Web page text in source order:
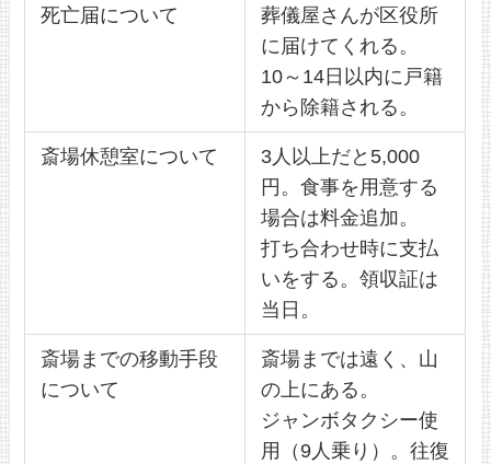
死亡届について
葬儀屋さんが区役所
に届けてくれる。
10～14日以内に戸籍
から除籍される。
斎場休憩室について
3人以上だと5,000
円。食事を用意する
場合は料金追加。
打ち合わせ時に支払
いをする。領収証は
当日。
斎場までの移動手段
について
斎場までは遠く、山
の上にある。
ジャンボタクシー使
用（9人乗り）。往復